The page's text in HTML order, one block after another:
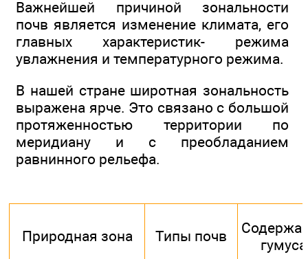
Важнейшей причиной зональности
почв является изменение климата, его
главных характеристик- режима
увлажнения и температурного режима.
В нашей стране широтная зональность
выражена ярче. Это связано с большой
протяженностью территории по
меридиану и с преобладанием
равнинного рельефа.
Природная зона Типы почв
гумуса